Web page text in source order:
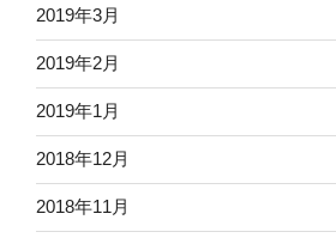
2019年3月
2019年2月
2019年1月
2018年12月
2018年11月